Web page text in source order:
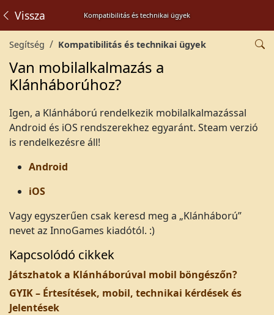
Kompatibilitás és technikai ügyek
Vissza
Segítség Kompatibilitás és technikai ügyek
Van mobilalkalmazás a
Klánháborúhoz?
Igen, a Klánháború rendelkezik mobilalkalmazással
Android és iOS rendszerekhez egyaránt. Steam verzió
is rendelkezésre áll!
Android
iOS
Vagy egyszerűen csak keresd meg a „Klánháború”
nevet az InnoGames kiadótól. :)
Kapcsolódó cikkek
Játszhatok a Klánháborúval mobil böngészőn?
GYIK – Értesítések, mobil, technikai kérdések és
Jelentések